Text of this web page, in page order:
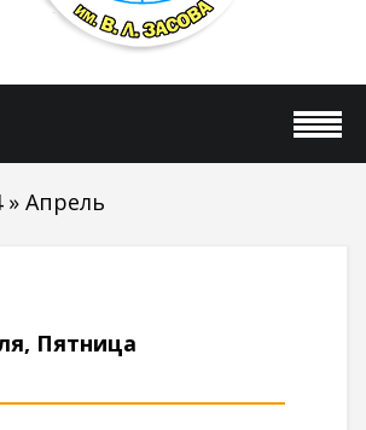
» Апрель
Пятница